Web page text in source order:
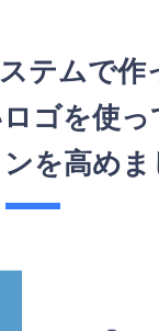
テムで作
ゴを使
を高めま